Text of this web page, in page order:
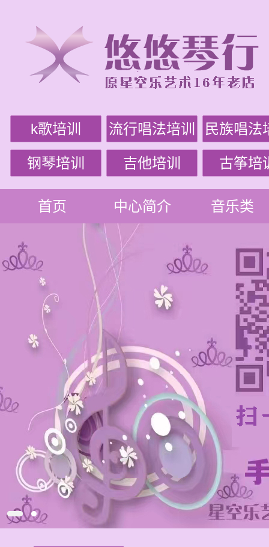
k歌培训 流行唱法培训 民族唱法
钢琴培训 吉他培训 古筝培
首页 中心简介 音乐类